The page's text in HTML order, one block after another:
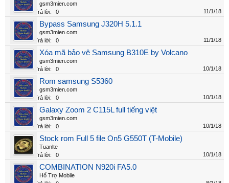
gsm3mien.com
Trả lời:
0 11/1/18
Bypass Samsung J320H 5.1.1
gsm3mien.com
Trả lời:
0 11/1/18
Xóa mã bảo vệ Samsung B310E by Volcano
gsm3mien.com
Trả lời:
0 10/1/18
Rom samsung S5360
gsm3mien.com
Trả lời:
0 10/1/18
Galaxy Zoom 2 C115L full tiếng việt
gsm3mien.com
Trả lời:
0 10/1/18
Stock rom Full 5 file On5 G550T (T-Mobile)
Tuanlte
Trả lời:
0 10/1/18
COMBINATION N920i FA5.0
Hổ Trợ Mobile